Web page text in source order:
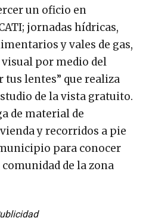
un oficio en
jornadas hídricas,
y vales de gas,
por medio del
tus lentes” que realiza
de la vista gratuito.
de material de
y recorridos a pie
para conocer
de la zona